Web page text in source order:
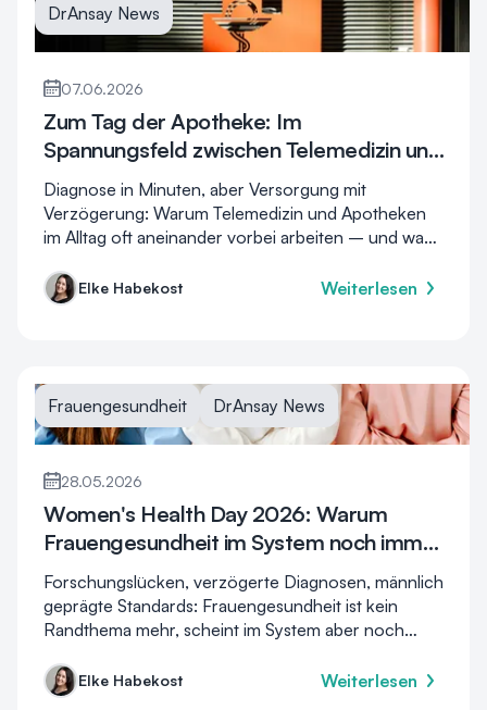
DrAnsay News
07.06.2026
Zum Tag der Apotheke: Im
Spannungsfeld zwischen Telemedizin und
analoger Versorgung
Diagnose in Minuten, aber Versorgung mit
Verzögerung: Warum Telemedizin und Apotheken
im Alltag oft aneinander vorbei arbeiten – und was
Elke Habekost Weiterlesen
Frauengesundheit DrAnsay News
28.05.2026
Women's Health Day 2026: Warum
Frauengesundheit im System noch immer
kein Standard ist
Forschungslücken, verzögerte Diagnosen, männlich
geprägte Standards: Frauengesundheit ist kein
Randthema mehr, scheint im System aber noch
Elke Habekost Weiterlesen